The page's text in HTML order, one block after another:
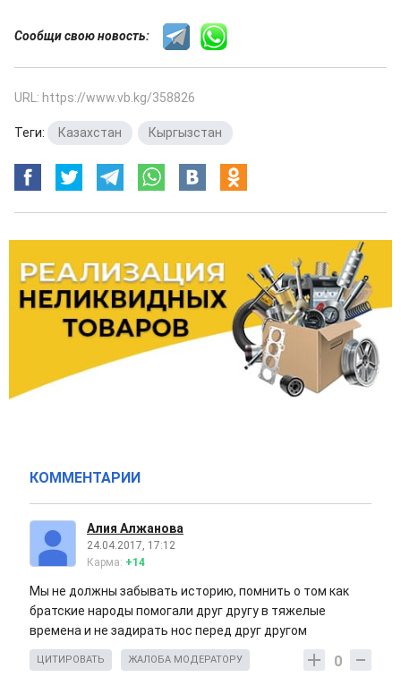
Сообщи свою новость:
URL: https://www.vb.kg/358826
Теги: Казахстан Кыргызстан
КОММЕНТАРИИ
Алия Алжанова
24.04.2017, 17:12
Карма: +14
Мы не должны забывать историю, помнить о том как
братские народы помогали друг другу в тяжелые
времена и не задирать нос перед друг другом
0
ЦИТИРОВАТЬ ЖАЛОБА МОДЕРАТОРУ